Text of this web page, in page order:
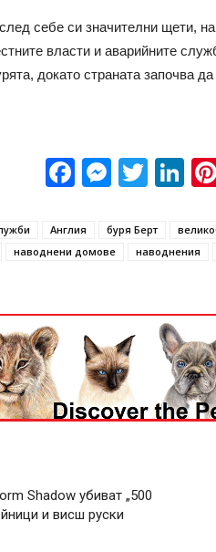
себе си значителни щети,
власти и аварийните
докато страната започва
Facebook
Англия буря Берт
наводнени домове наводнения
Shadow убиват „500
и висш руски